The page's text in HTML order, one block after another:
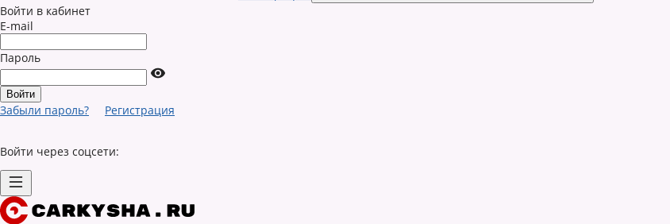
Войти в кабинет
E-mail
Пароль
Забыли пароль? Регистрация
Войти через соцсети: